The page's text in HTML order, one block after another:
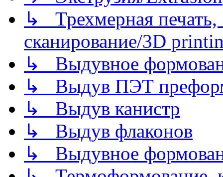
↳ Трехмерная
сканирование/3D
↳ Выдувное
↳ Выдув ПЭТ
↳ Выдув канистр
↳ Выдув флаконов
↳ Выдувное